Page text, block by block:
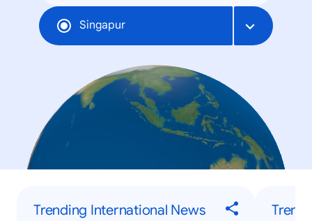
Singapur
Trending International News